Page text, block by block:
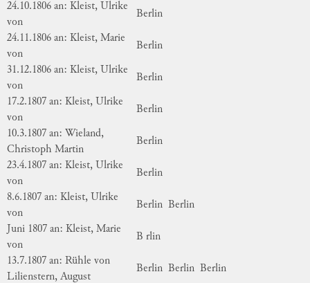
24.10.1806 an: Kleist, Ulrike
von
Berlin
24.11.1806 an: Kleist, Marie
von
Berlin
31.12.1806 an: Kleist, Ulrike
von
Berlin
17.2.1807 an: Kleist, Ulrike
von
Berlin
10.3.1807 an: Wieland,
Christoph Martin
Berlin
23.4.1807 an: Kleist, Ulrike
von
Berlin
8.6.1807 an: Kleist, Ulrike
von
Berlin Berlin
Juni 1807 an: Kleist, Marie
von
B rlin
13.7.1807 an: Rühle von
Lilienstern, August
Berlin Berlin Berlin